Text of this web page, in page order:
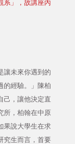
系」，故講座內
讓未來你遇到的
的經驗。」陳柏
己，讓他決定直
所，柏翰在中原
果說大學生在求
究生而言，首要